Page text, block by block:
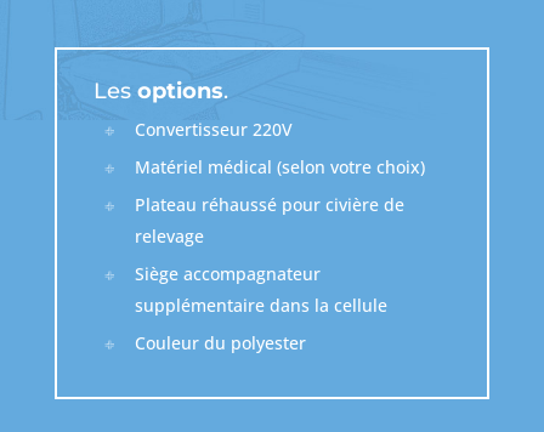
Les options.
Convertisseur 220V
Matériel médical (selon votre choix)
Plateau réhaussé pour civière de
relevage
Siège accompagnateur
supplémentaire dans la cellule
Couleur du polyester